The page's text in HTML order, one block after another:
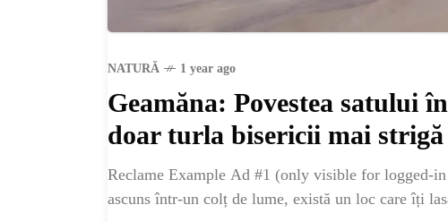
NATURĂ 1 year ago
Geamăna: Povestea satului
doar turla bisericii mai strigă
Reclame Example Ad #1 (only visible for logged-
ascuns într-un colț de lume, există un loc care îți